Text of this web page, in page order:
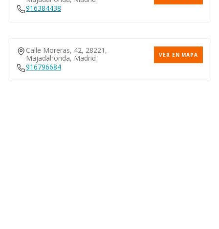
916384438
Calle Moreras, 42, 28221,
Majadahonda, Madrid
VER EN MAPA
916796684